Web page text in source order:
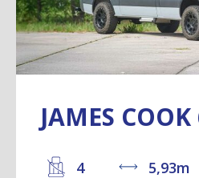
JAMES
4 5,93m